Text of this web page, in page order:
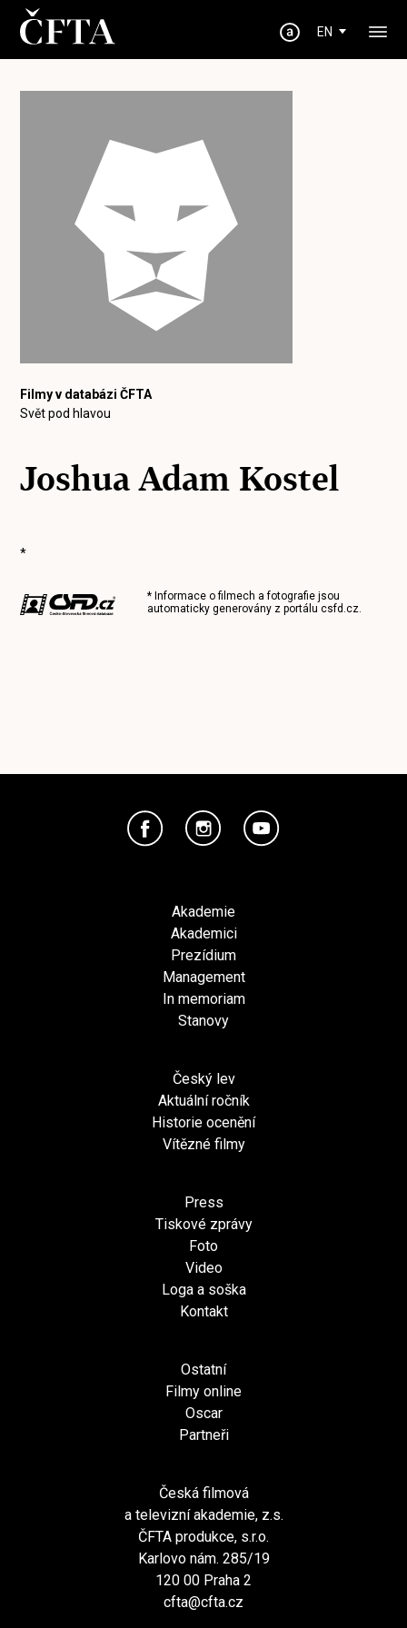
EN
Filmy v databázi ČFTA
Svět pod hlavou
Joshua Adam Kostel
*
* Informace o filmech a fotografie jsou
automaticky generovány z portálucsfd.cz.
Akademie
Akademici
Prezídium
Management
In memoriam
Stanovy
Český lev
Aktuální ročník
Historie ocenění
Vítězné filmy
Press
Tiskové zprávy
Foto
Video
Loga a soška
Kontakt
Ostatní
Filmy online
Oscar
Partneři
Česká filmová
a televizní akademie, z.s.
ČFTA produkce, s.r.o.
Karlovo nám. 285/19
120 00 Praha 2
cfta@cfta.cz